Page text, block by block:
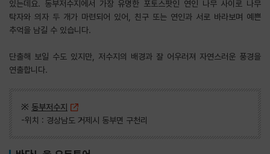
있는데요. ​동부저수지에서 가장 유명한 포토스팟인 연인 나무 사이로 나무
탁자와 의자 두 개가 마련되어 있어, 친구 또는 연인과 서로 바라보며 예쁜
추억을 남길 수 있습니다.
​단출해 보일 수도 있지만, 저수지의 배경과 잘 어우러져 자연스러운 풍경을
연출합니다.
※ 동부저수지
-위치 : 경상남도 거제시 동부면 구천리